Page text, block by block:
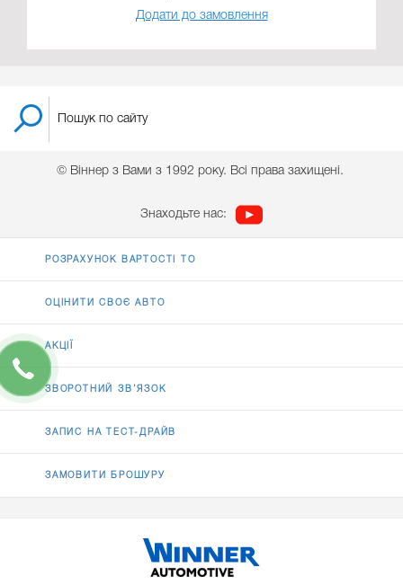
Додати до замовлення
© Віннер з Вами з 1992 року. Всі права захищені.
Знаходьте нас:
РОЗРАХУНОК ВАРТОСТІ ТО
ОЦІНИТИ СВОЄ АВТО
АКЦІЇ
ЗВОРОТНИЙ ЗВ’ЯЗОК
ЗАПИС НА ТЕСТ-ДРАЙВ
ЗАМОВИТИ БРОШУРУ